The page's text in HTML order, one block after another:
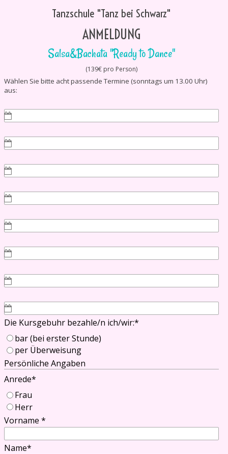
Tanzschule "Tanz bei Schwarz"
ANMELDUNG
Salsa&Bachata "Ready to Dance"
(139€ pro Person)
Wählen Sie bitte acht passende Termine (sonntags um 13.00 Uhr)
aus:
Die Kursgebuhr bezahle/n ich/wir:*
bar (bei erster Stunde)
per Überweisung
Persönliche Angaben
Anrede*
Frau
Herr
Vorname *
Name*